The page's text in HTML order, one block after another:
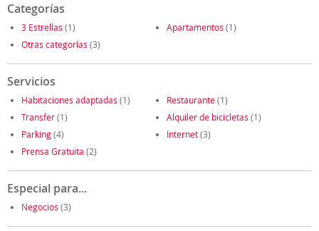
Categorías
3 Estrellas (1) Apartamentos (1)
Otras categorías (3)
Servicios
Habitaciones adaptadas (1) Restaurante(1)
Transfer(1) Alquiler de bicicletas (1)
Parking(4) Internet(3)
Prensa Gratuita (2)
Especial para...
Negocios (3)